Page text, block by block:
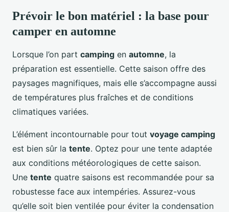
Prévoir le bon matériel : la base pour
camper en automne
Lorsque l’on part camping en automne, la
préparation est essentielle. Cette saison offre des
paysages magnifiques, mais elle s’accompagne aussi
de températures plus fraîches et de conditions
climatiques variées.
L’élément incontournable pour tout voyage camping
est bien sûr la tente. Optez pour une tente adaptée
aux conditions météorologiques de cette saison.
Une tente quatre saisons est recommandée pour sa
robustesse face aux intempéries. Assurez-vous
qu’elle soit bien ventilée pour éviter la condensation